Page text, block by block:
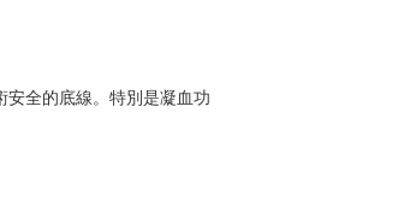
全的底線。特別是凝血功